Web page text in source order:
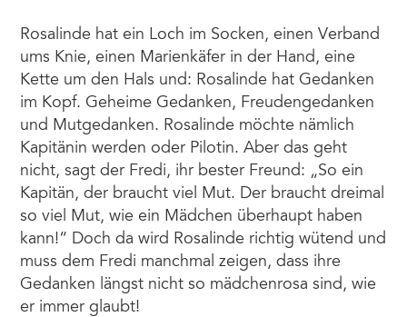
Rosalinde hat ein Loch im Socken, einen Verband
ums Knie, einen Marienkäfer in der Hand, eine
Kette um den Hals und: Rosalinde hat Gedanken
im Kopf. Geheime Gedanken, Freudengedanken
und Mutgedanken. Rosalinde möchte nämlich
Kapitänin werden oder Pilotin. Aber das geht
nicht, sagt der Fredi, ihr bester Freund: „So ein
Kapitän, der braucht viel Mut. Der braucht dreimal
so viel Mut, wie ein Mädchen überhaupt haben
kann!“ Doch da wird Rosalinde richtig wütend und
muss dem Fredi manchmal zeigen, dass ihre
Gedanken längst nicht so mädchenrosa sind, wie
er immer glaubt!